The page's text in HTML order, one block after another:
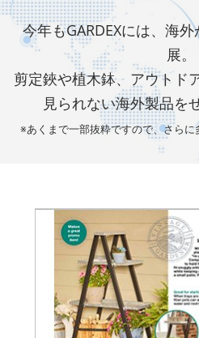
今年もGARDEXには、海
展。
剪定鋏や植木鉢、アウトド
見られない海外製品を
※あくまで一部抜粋ですので、さらに